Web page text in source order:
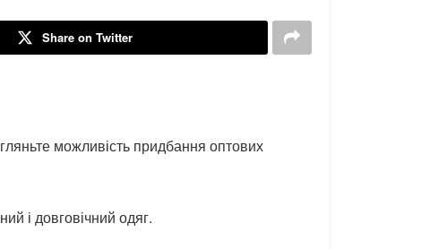
Share on Twitter
можливість придбання оптових
і довговічний одяг.